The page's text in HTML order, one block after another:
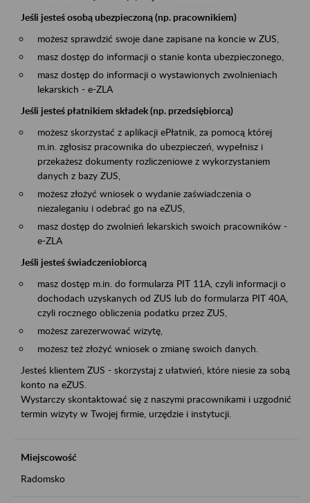
Jeśli jesteś osobą ubezpieczoną (np. pracownikiem)
możesz sprawdzić swoje dane zapisane na koncie w ZUS,
masz dostęp do informacji o stanie konta ubezpieczonego,
masz dostęp do informacji o wystawionych zwolnieniach
lekarskich - e-ZLA
Jeśli jesteś płatnikiem składek (np. przedsiębiorcą)
możesz skorzystać z aplikacji ePłatnik, za pomocą której
m.in. zgłosisz pracownika do ubezpieczeń, wypełnisz i
przekażesz dokumenty rozliczeniowe z wykorzystaniem
danych z bazy ZUS,
możesz złożyć wniosek o wydanie zaświadczenia o
niezaleganiu i odebrać go na eZUS,
masz dostęp do zwolnień lekarskich swoich pracowników -
e-ZLA
Jeśli jesteś świadczeniobiorcą
masz dostęp m.in. do formularza PIT 11A, czyli informacji o
dochodach uzyskanych od ZUS lub do formularza PIT 40A,
czyli rocznego obliczenia podatku przez ZUS,
możesz zarezerwować wizytę,
możesz też złożyć wniosek o zmianę swoich danych.
Jesteś klientem ZUS - skorzystaj z ułatwień, które niesie za sobą
konto na eZUS.
Wystarczy skontaktować się z naszymi pracownikami i uzgodnić
termin wizyty w Twojej firmie, urzędzie i instytucji.
Miejscowość
Radomsko